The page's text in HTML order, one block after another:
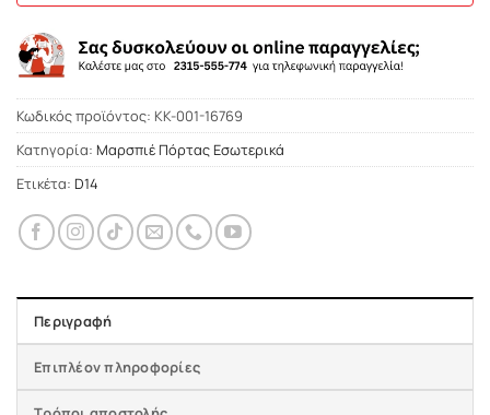
Κωδικός προϊόντος: KK-001-16769
Κατηγορία: Μαρσπιέ Πόρτας Εσωτερικά
Ετικέτα: D14
Περιγραφή
Επιπλέον πληροφορίες